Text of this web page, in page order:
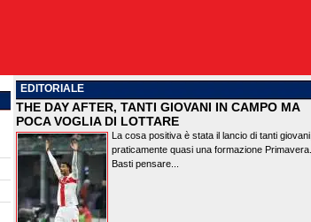
EDITORIALE
THE DAY AFTER, TANTI GIOVANI IN CAMPO MA
POCA VOGLIA DI LOTTARE
La cosa positiva è stata il lancio di tanti giovani,
praticamente quasi una formazione Primavera.
Basti pensare...